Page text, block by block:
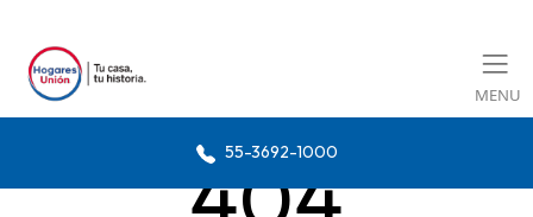
MENU
55-3692-1000